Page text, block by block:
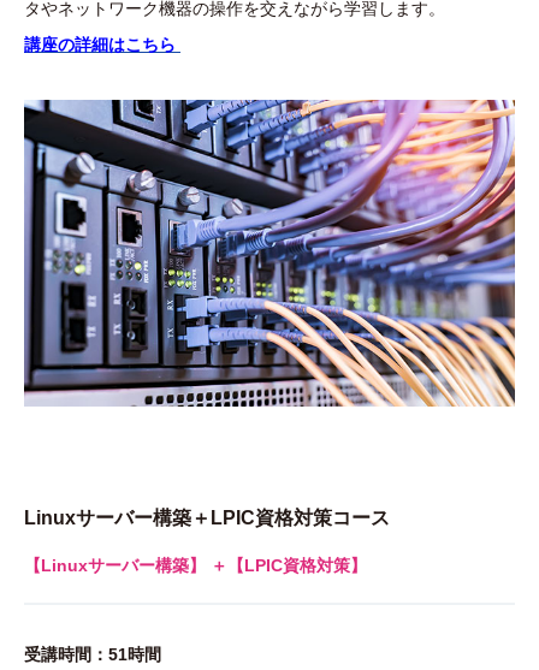
タやネットワーク機器の操作を交えながら学習します。
講座の詳細はこちら
Linuxサーバー構築＋LPIC資格対策コース
【Linuxサーバー構築】 ＋【LPIC資格対策】
受講時間：51時間